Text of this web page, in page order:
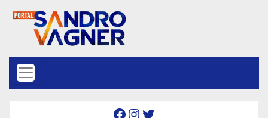
Facebook Instagram Twitter